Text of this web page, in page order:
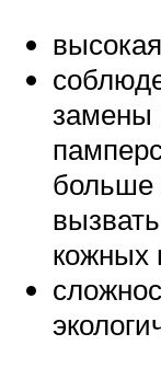
замены
больше
кожных